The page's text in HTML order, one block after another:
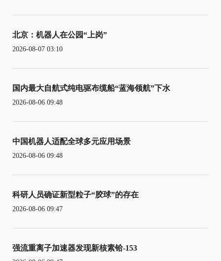
北京：机器人在公园“上岗”
2026-08-07 03:10
国内最大自航式纯电驱布缆船“蓝海领航”下水
2026-08-06 09:48
中国机器人适配全球多元应用场景
2026-08-06 09:48
科研人员确证新型粒子“胶球”的存在
2026-08-06 09:47
强流重离子加速器发现新核素铪-153